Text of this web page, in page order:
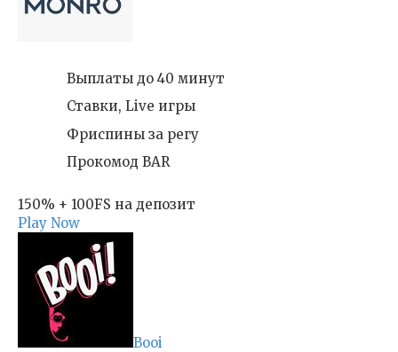
Выплаты до 40 минут
Ставки, Live игры
Фриспины за регу
Прокомод BAR
150% + 100FS на депозит
Play Now
Booi